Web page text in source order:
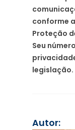
conforme
Proteção
Seu
legislação.
Autor: